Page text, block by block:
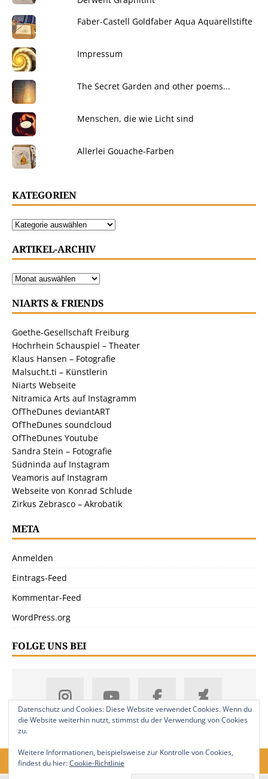
Faber-Castell Goldfaber Aqua Aquarellstifte
Impressum
The Secret Garden and other poems...
Menschen, die wie Licht sind
Allerlei Gouache-Farben
KATEGORIEN
ARTIKEL-ARCHIV
NIARTS & FRIENDS
Goethe-Gesellschaft Freiburg
Hochrhein Schauspiel – Theater
Klaus Hansen – Fotografie
Malsucht.ti – Künstlerin
Niarts Webseite
Nitramica Arts auf Instagramm
OfTheDunes deviantART
OfTheDunes soundcloud
OfTheDunes Youtube
Sandra Stein – Fotografie
Südninda auf Instagram
Veamoris auf Instagram
Webseite von Konrad Schlude
Zirkus Zebrasco – Akrobatik
META
Anmelden
Eintrags-Feed
Kommentar-Feed
WordPress.org
FOLGE UNS BEI
Datenschutz und Cookies: Diese Website verwendet Cookies. Wenn du
die Website weiterhin nutzt, stimmst du der Verwendung von Cookies
zu.
Weitere Informationen, beispielsweise zur Kontrolle von Cookies,
findest du hier:Cookie-Richtlinie